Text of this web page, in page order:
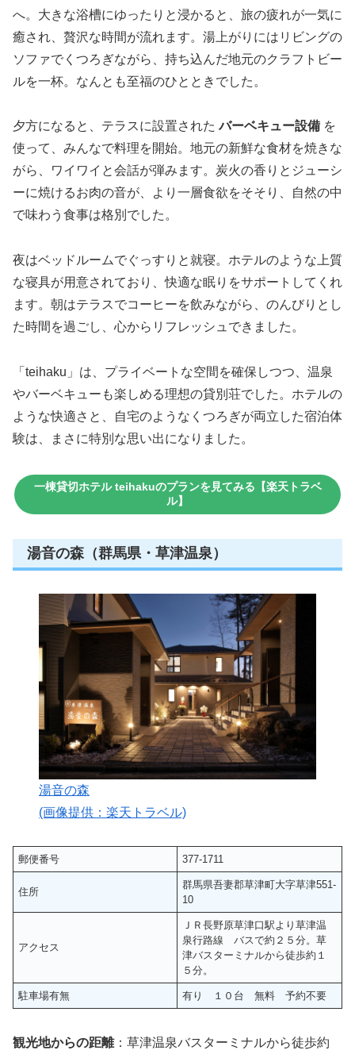
へ。大きな浴槽にゆったりと浸かると、旅の疲れが一気に
癒され、贅沢な時間が流れます。湯上がりにはリビングの
ソファでくつろぎながら、持ち込んだ地元のクラフトビー
ルを一杯。なんとも至福のひとときでした。
夕方になると、テラスに設置されたバーベキュー設備 を
使って、みんなで料理を開始。地元の新鮮な食材を焼きな
がら、ワイワイと会話が弾みます。炭火の香りとジューシ
ーに焼けるお肉の音が、より一層食欲をそそり、自然の中
で味わう食事は格別でした。
夜はベッドルームでぐっすりと就寝。ホテルのような上質
な寝具が用意されており、快適な眠りをサポートしてくれ
ます。朝はテラスでコーヒーを飲みながら、のんびりとし
た時間を過ごし、心からリフレッシュできました。
「teihaku」は、プライベートな空間を確保しつつ、温泉
やバーベキューも楽しめる理想の貸別荘でした。ホテルの
ような快適さと、自宅のようなくつろぎが両立した宿泊体
験は、まさに特別な思い出になりました。
一棟貸切ホテル teihakuのプランを見てみる【楽天トラベ
ル】
湯音の森（群馬県・草津温泉）
湯音の森
(画像提供：楽天トラベル)
郵便番号 377-1711
住所
群馬県吾妻郡草津町大字草津551-
10
アクセス
ＪＲ長野原草津口駅より草津温
泉行路線 バスで約２５分。草
津バスターミナルから徒歩約１
５分。
駐車場有無 有り １０台 無料 予約不要
観光地からの距離：草津温泉バスターミナルから徒歩約